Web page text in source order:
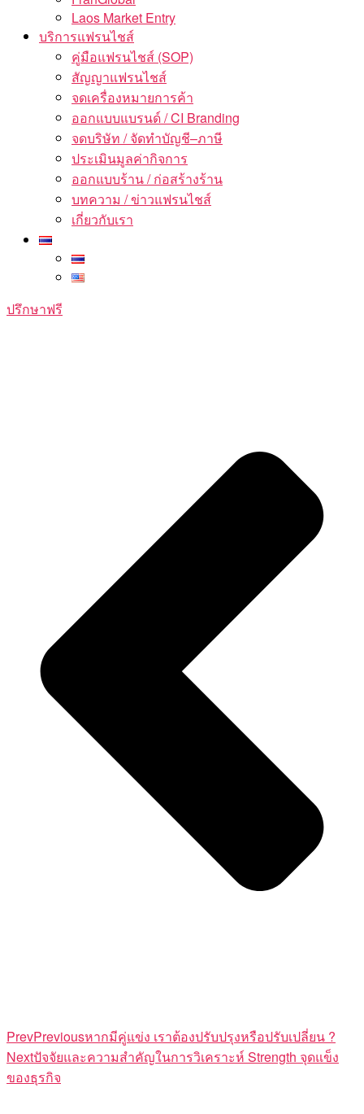
Laos Market Entry
บริการแฟรนไชส์
คู่มือแฟรนไชส์ (SOP)
สัญญาแฟรนไชส์
จดเครื่องหมายการค้า
ออกแบบแบรนด์ / CI Branding
จดบริษัท / จัดทำบัญชี–ภาษี
ประเมินมูลค่ากิจการ
ออกแบบร้าน / ก่อสร้างร้าน
บทความ / ข่าวแฟรนไชส์
เกี่ยวกับเรา
ปรึกษาฟรี
PrevPreviousหากมีคู่แข่ง เราต้องปรับปรุงหรือปรับเปลี่ยน ?
Nextปัจจัยและความสำคัญในการวิเคราะห์ Strength จุดแข็ง
ของธุรกิจ